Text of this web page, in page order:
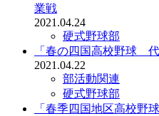
業戦
2021.04.24
硬式野球部
「春の四国高校野球
2021.04.22
部活動関連
硬式野球部
「春季四国地区高校野